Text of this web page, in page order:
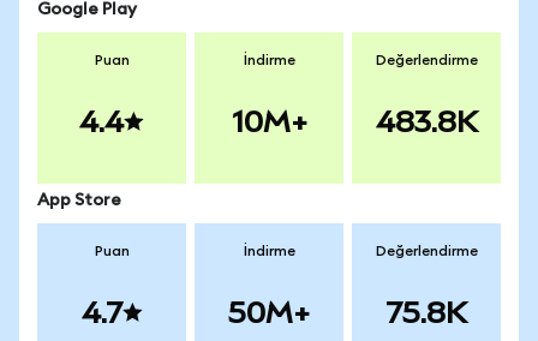
Google Play
Puan
4.4
İndirme
10M+
Değerlendirme
483.8K
App Store
Puan
4.7
İndirme
50M+
Değerlendirme
75.8K